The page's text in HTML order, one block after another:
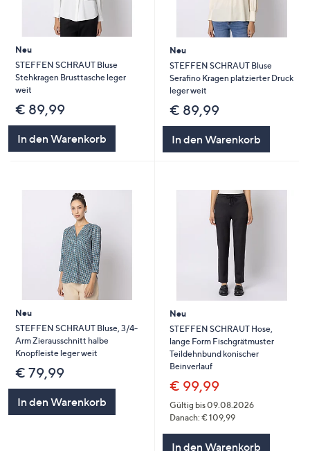
Neu
STEFFEN SCHRAUT Bluse
Stehkragen Brusttasche leger
weit
€ 89,99
In den Warenkorb
Neu
STEFFEN SCHRAUT Bluse
Serafino Kragen platzierter Druck
leger weit
€ 89,99
In den Warenkorb
Neu
STEFFEN SCHRAUT Bluse, 3/4-
Arm Zierausschnitt halbe
Knopfleiste leger weit
€ 79,99
In den Warenkorb
Neu
STEFFEN SCHRAUT Hose,
lange Form Fischgrätmuster
Teildehnbund konischer
Beinverlauf
€ 99,99
Gültig bis 09.08.2026
Danach: € 109,99
In den Warenkorb